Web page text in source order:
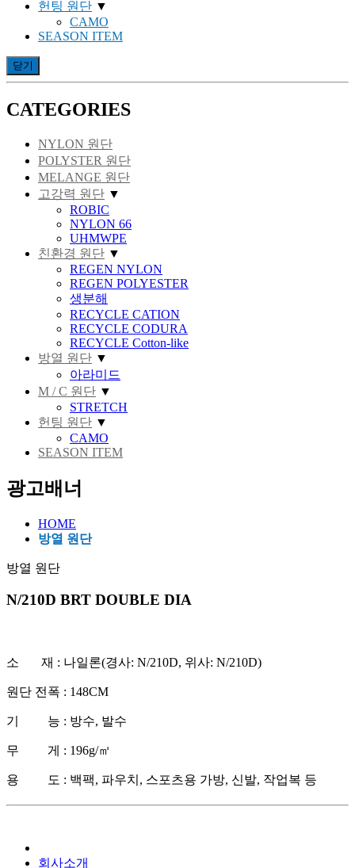
헌팅 원단 ▼
CAMO
SEASON ITEM
닫기
CATEGORIES
NYLON 원단
POLYSTER 원단
MELANGE 원단
고강력 원단 ▼
ROBIC
NYLON 66
UHMWPE
친환경 원단 ▼
REGEN NYLON
REGEN POLYESTER
생분해
RECYCLE CATION
RECYCLE CODURA
RECYCLE Cotton-like
방열 원단 ▼
아라미드
M / C 원단 ▼
STRETCH
헌팅 원단 ▼
CAMO
SEASON ITEM
광고배너
HOME
방열 원단
방열 원단
N/210D BRT DOUBLE DIA
소 재 : 나일론(경사: N/210D, 위사: N/210D)
원단 전폭 : 148CM
기 능 : 방수, 발수
무 게 : 196g/㎡
용 도 : 백팩, 파우치, 스포츠용 가방, 신발, 작업복 등
회사소개